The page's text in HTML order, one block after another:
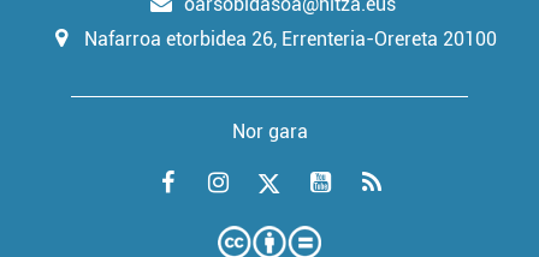
Nafarroa etorbidea 26, Errenteria-Orereta 20100
Nor gara